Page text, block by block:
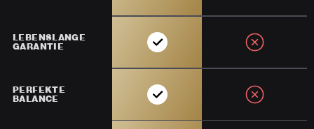
LEBENSLANGE
GARANTIE
PERFEKTE
BALANCE